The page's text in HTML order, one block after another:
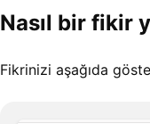
Nasıl bir fikir
Fikrinizi aşağıda